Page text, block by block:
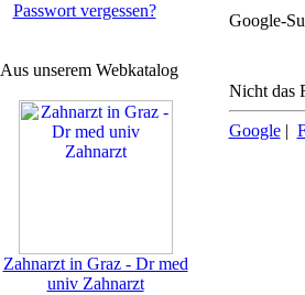
Passwort vergessen?
Aus unserem Webkatalog
Zahnarzt in Graz - Dr med
univ Zahnarzt
Google-
Nicht das
Google|